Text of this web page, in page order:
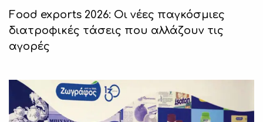
Food exports 2026: Οι νέες παγκόσμιες
διατροφικές τάσεις που αλλάζουν τις
αγορές